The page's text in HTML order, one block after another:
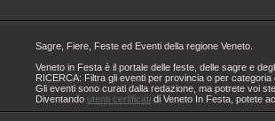
Sagre, Fiere, Feste ed Eventi della regione Veneto.
Veneto in Festa è il portale delle feste, delle sagre e
RICERCA: Filtra gli eventi per provincia o per
Gli eventi sono curati dalla redazione, ma potrete voi
Diventando utenti certificati di Veneto In Festa, potete